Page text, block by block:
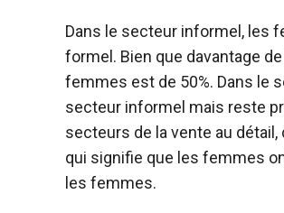
Dans le secteur informel, les
formel. Bien que davantage
femmes est de 50%. Dans le
secteur informel mais reste
secteurs de la vente au détail,
qui signifie que les femmes
les femmes.